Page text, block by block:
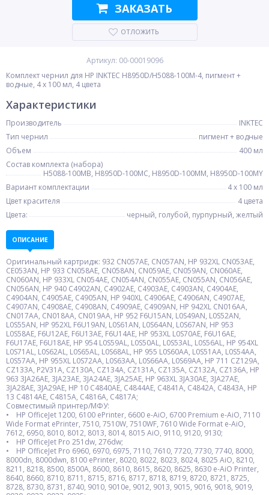
ЗАКАЗАТЬ
ОТЛОЖИТЬ
Артикул: 00-00019096
Комплект чернил для HP INKTEC H8950D/H5088-100M-4, пигмент +
водные, 4 x 100 мл, 4 цвета
Характеристики
Производитель
INKTEC
Тип чернил
пигмент + водные
Объем
400 мл
Состав комплекта (набора)
H5088-100MB, H8950D-100MC, H8950D-100MM, H8950D-100MY
Вариант комплектации
4 x 100 мл
Цвет красителя
4 цвета
Цвета:
черный, голубой, пурпурный, желтый
ОПИСАНИЕ
Оригинальный картридж: 932 CN057AE, CN057AN, HP 932XL CN053AE,
CE053AN, HP 933 CN058AE, CN058AN, CN059AE, CN059AN, CN060AE,
CN060AN, HP 933XL CN054AE, CN054AN, CN055AE, CN055AN, CN056AE,
CN056AN, HP 940 C4902AN, C4902AE, C4903AE, C4903AN, C4904AE,
C4904AN, C4905AE, C4905AN, HP 940XL C4906AE, C4906AN, C4907AE,
C4907AN, C4908AE, C4908AN, C4909AE, C4909AN, HP 942XL CN016AA,
CN017AA, CN018AA, CN019AA, HP 952 F6U15AN, L0S49AN, L0S52AN,
L0S55AN, HP 952XL F6U19AN, L0S61AN, L0S64AN, L0S67AN, HP 953
L0S58AE, F6U12AE, F6U13AE, F6U14AE, HP 953XL L0S70AE, F6U16AE,
F6U17AE, F6U18AE, HP 954 L0S59AL, L0S50AL, L0S53AL, L0S56AL, HP 954XL
L0S71AL, L0S62AL, L0S65AL, L0S68AL, HP 955 L0S60AA, L0S51AA, L0S54AA,
L0S57AA, HP 955XL L0S72AA, L0S63AA, L0S66AA, L0S69AA, HP 711 CZ129A,
CZ133A, P2V31A, CZ130A, CZ134A, CZ131A, CZ135A, CZ132A, CZ136A, HP
963 3JA26AE, 3JA23AE, 3JA24AE, 3JA25AE, HP 963XL 3JA30AE, 3JA27AE,
3JA28AE, 3JA29AE, HP 10 C4840AE, C4844AE, C4841A, C4842A, C4843A, HP
13 C4814AE, C4815A, C4816A, C4817A;
Совместимый принтер/МФУ:
• HP OfficeJet 1200, 6100 ePrinter, 6600 e-AiO, 6700 Premium e-AiO, 7110
Wide Format ePrinter, 7510, 7510W, 7510WF, 7610 Wide Format e-AiO,
7612, 6950, 8010, 8012, 8013, 8014, 8015 AiO, 9110, 9120, 9130;
• HP OfficeJet Pro 251dw, 276dw;
• HP OfficeJet Pro 6960, 6970, 6975, 7110, 7610, 7720, 7730, 7740, 8000,
8000dn, 8000dwn, 8100 ePrinter, 8020, 8022, 8023, 8024, 8025 AiO, 8210,
8211, 8218, 8500, 8500A, 8600, 8610, 8615, 8620, 8625, 8630 e-AiO Printer,
8640, 8660, 8710, 8711, 8715, 8716, 8717, 8718, 8719, 8720, 8721, 8725,
8728, 8730, 8731, 8740, 9010, 9010e, 9012, 9013, 9015, 9016, 9018, 9019,